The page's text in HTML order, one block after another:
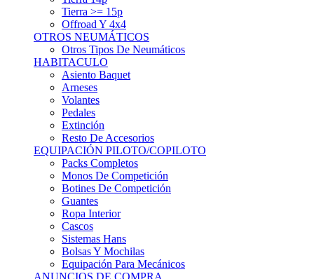
Offroad Y 4x4
OTROS NEUMÁTICOS
Otros Tipos De Neumáticos
HABITACULO
Asiento Baquet
Arneses
Volantes
Pedales
Extinción
Resto De Accesorios
EQUIPACIÓN PILOTO/COPILOTO
Packs Completos
Monos De Competición
Botines De Competición
Guantes
Ropa Interior
Cascos
Sistemas Hans
Bolsas Y Mochilas
Equipación Para Mecánicos
ANUNCIOS DE COMPRA
Compra De Piezas